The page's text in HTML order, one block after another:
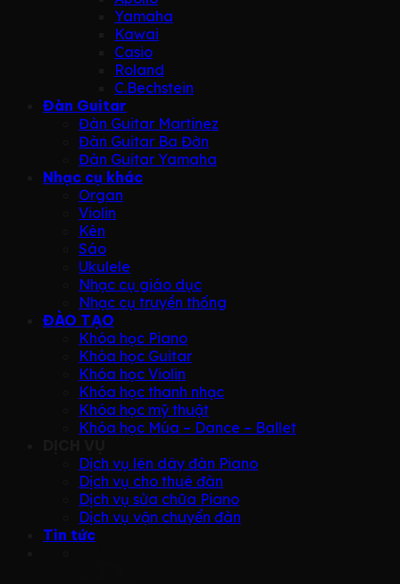
Yamaha
Kawai
Casio
Roland
C.Bechstein
Đàn Guitar
Đàn Guitar Martinez
Đàn Guitar Ba Đờn
Đàn Guitar Yamaha
Nhạc cụ khác
Organ
Violin
Kèn
Sáo
Ukulele
Nhạc cụ giáo dục
Nhạc cụ truyền thống
ĐÀO TẠO
Khóa học Piano
Khóa học Guitar
Khóa học Violin
Khóa học thanh nhạc
Khóa học mỹ thuật
Khóa học Múa – Dance – Ballet
Dịch vụ lên dây đàn Piano
Dịch vụ cho thuê đàn
Dịch vụ sửa chữa Piano
Dịch vụ vận chuyển đàn
Tin tức